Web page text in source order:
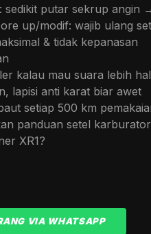
sedikit putar sekrup angin
up/modif: wajib ulang
& tidak kepanasan
kalau mau suara lebih
lapisi anti karat biar awet
setiap 500 km
panduan setel
XR1?
VIA WHATSAPP